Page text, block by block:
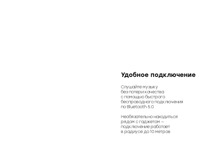
Удобное подключение
Слушайте музыку
без потери качества
с помощью быстрого
беспроводного подключения
по Bluetooth 5.0
Необязательно находиться
рядом с гаджетом —
подключение работает
в радиусе до 10 метров